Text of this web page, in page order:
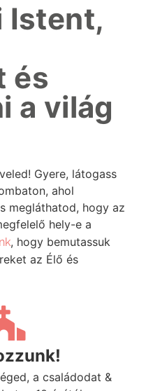
Istent,
és
a világ
Gyere, látogass
ahol
megláthatod, hogy az
hely-e a
, hogy bemutassuk
az Élő és
a családodat &